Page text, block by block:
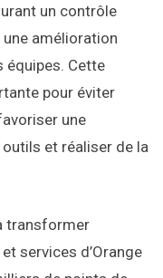
un contrôle
amélioration
équipes. Cette
pour éviter
une
et réaliser de la
transformer
services d’Orange